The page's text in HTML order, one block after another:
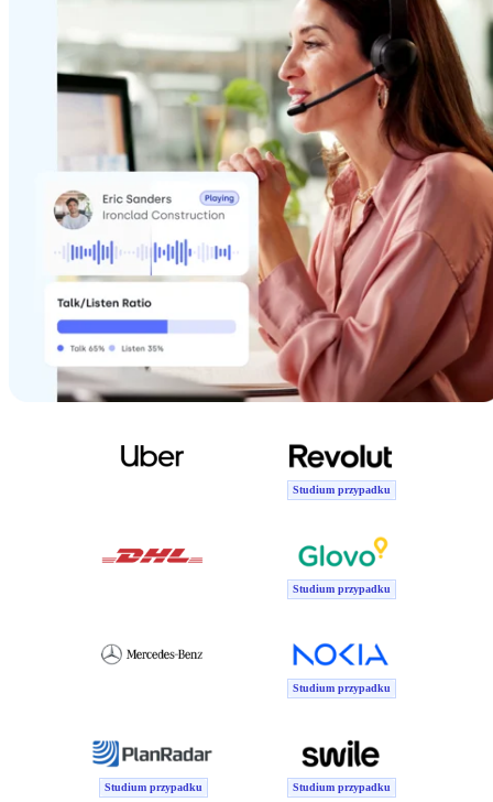
Studium przypadku
Studium przypadku
Studium przypadku
Studium przypadku Studium przypadku